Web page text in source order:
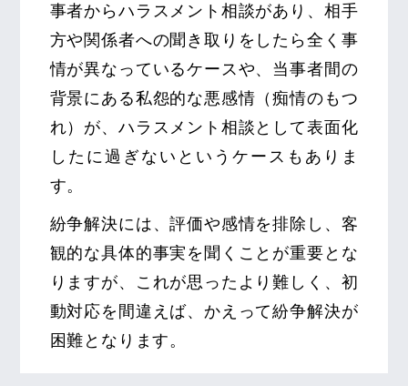
事者からハラスメント相談があり、相手
方や関係者への聞き取りをしたら全く事
情が異なっているケースや、当事者間の
背景にある私怨的な悪感情（痴情のもつ
れ）が、ハラスメント相談として表面化
したに過ぎないというケースもありま
す。
紛争解決には、評価や感情を排除し、客
観的な具体的事実を聞くことが重要とな
りますが、これが思ったより難しく、初
動対応を間違えば、かえって紛争解決が
困難となります。